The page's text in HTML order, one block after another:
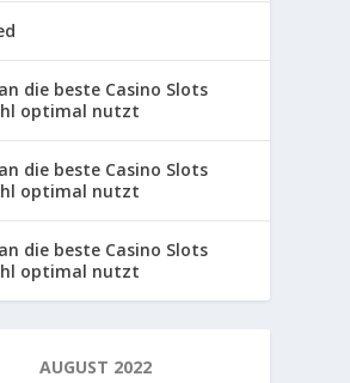
die beste Casino Slots
optimal nutzt
die beste Casino Slots
optimal nutzt
die beste Casino Slots
optimal nutzt
AUGUST 2022